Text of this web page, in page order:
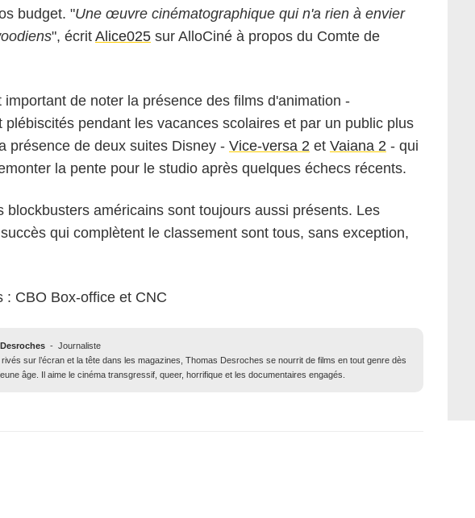
budget. "Une œuvre cinématographique qui n'a rien à envier
", écrit Alice025 sur AlloCiné à propos du Comte de
important de noter la présence des films d'animation -
plébiscités pendant les vacances scolaires et par un public plus
présence de deux suites Disney - Vice-versa 2 et Vaiana 2 - qui
la pente pour le studio après quelques échecs récents.
blockbusters américains sont toujours aussi présents. Les
qui complètent le classement sont tous, sans exception,
: CBO Box-office et CNC
- Journaliste
sur l’écran et la tête dans les magazines, Thomas Desroches se nourrit de films en tout genre dès
âge. Il aime le cinéma transgressif, queer, horrifique et les documentaires engagés.